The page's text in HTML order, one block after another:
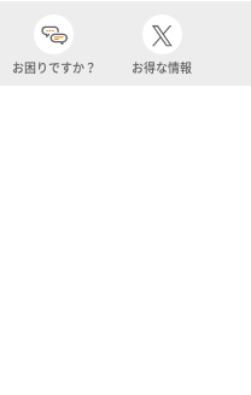
お困りですか？ お得な情報